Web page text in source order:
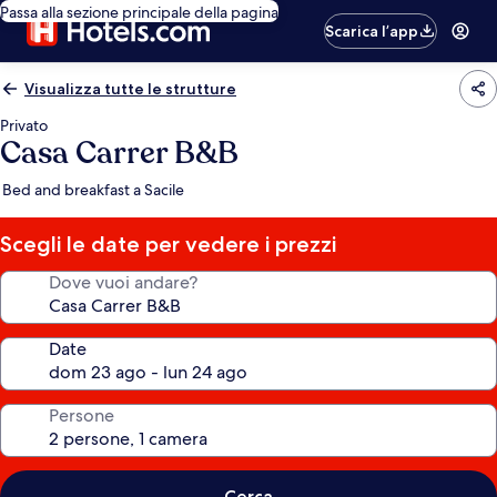
Passa alla sezione principale della pagina
Scarica l’app
Visualizza tutte le strutture
Privato
Casa Carrer B&B
Bed and breakfast a Sacile
Scegli le date per vedere i prezzi
Dove vuoi andare?
Date
Persone